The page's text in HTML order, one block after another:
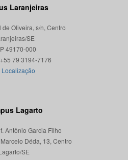
Laranjeiras
de Oliveira, s/n, Centro
SE
49170-000
Localização
Lagarto
Antônio Garcia Filho
Déda, 13, Centro
SE